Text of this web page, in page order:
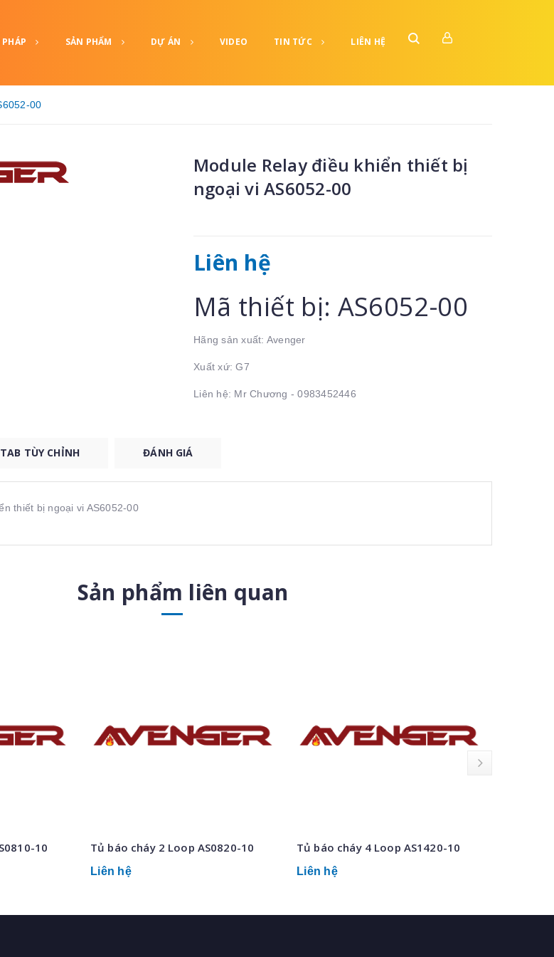
SẢN PHẨM DỰ ÁN VIDEO TIN TỨC LIÊN HỆ
00
Module Relay điều khiển thiết bị
ngoại vi AS6052-00
Liên hệ
Mã thiết bị: AS6052-00
Hãng sản xuất: Avenger
Xuất xứ: G7
Liên hệ: Mr Chương - 0983452446
TAB TÙY CHỈNH ĐÁNH GIÁ
thiết bị ngoại vi AS6052-00
Sản phẩm liên quan
10 Tủ báo cháy 2 Loop AS0820-10
Liên hệ
Tủ báo cháy 4 Loop AS1420-10
Liên hệ